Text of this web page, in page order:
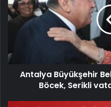
Antalya Büyükşehir
Böcek, Serikli